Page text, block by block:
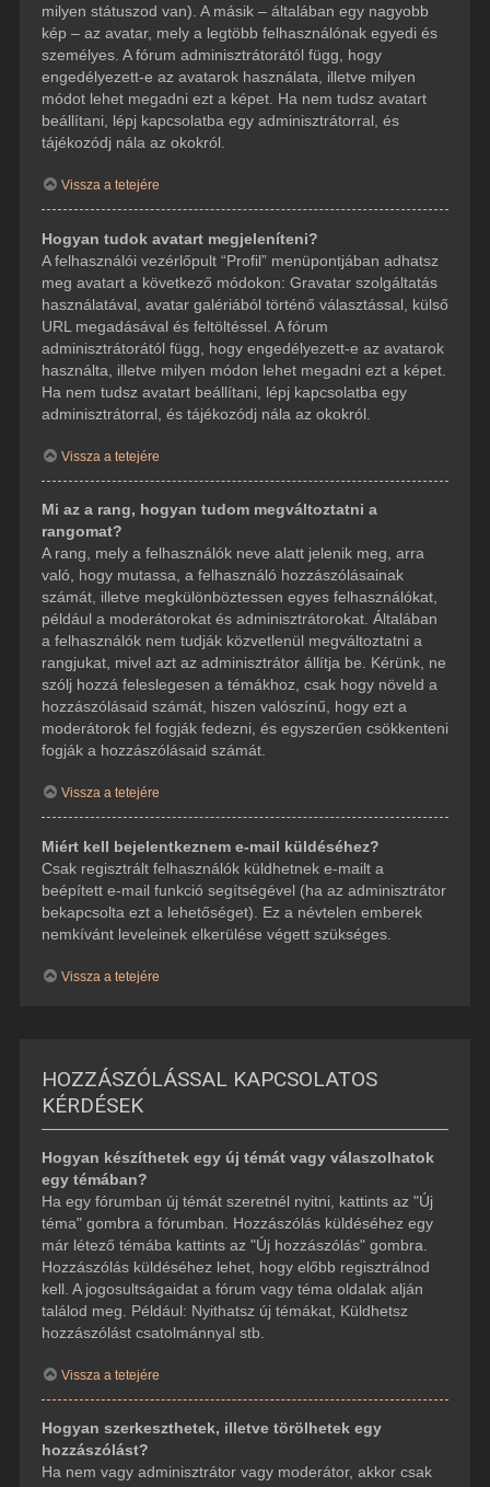
milyen státuszod van). A másik – általában egy nagyobb
kép – az avatar, mely a legtöbb felhasználónak egyedi és
személyes. A fórum adminisztrátorától függ, hogy
engedélyezett-e az avatarok használata, illetve milyen
módot lehet megadni ezt a képet. Ha nem tudsz avatart
beállítani, lépj kapcsolatba egy adminisztrátorral, és
tájékozódj nála az okokról.
Vissza a tetejére
Hogyan tudok avatart megjeleníteni?
A felhasználói vezérlőpult “Profil” menüpontjában adhatsz
meg avatart a következő módokon: Gravatar szolgáltatás
használatával, avatar galériából történő választással, külső
URL megadásával és feltöltéssel. A fórum
adminisztrátorától függ, hogy engedélyezett-e az avatarok
használta, illetve milyen módon lehet megadni ezt a képet.
Ha nem tudsz avatart beállítani, lépj kapcsolatba egy
adminisztrátorral, és tájékozódj nála az okokról.
Vissza a tetejére
Mi az a rang, hogyan tudom megváltoztatni a
rangomat?
A rang, mely a felhasználók neve alatt jelenik meg, arra
való, hogy mutassa, a felhasználó hozzászólásainak
számát, illetve megkülönböztessen egyes felhasználókat,
például a moderátorokat és adminisztrátorokat. Általában
a felhasználók nem tudják közvetlenül megváltoztatni a
rangjukat, mivel azt az adminisztrátor állítja be. Kérünk, ne
szólj hozzá feleslegesen a témákhoz, csak hogy növeld a
hozzászólásaid számát, hiszen valószínű, hogy ezt a
moderátorok fel fogják fedezni, és egyszerűen csökkenteni
fogják a hozzászólásaid számát.
Vissza a tetejére
Miért kell bejelentkeznem e-mail küldéséhez?
Csak regisztrált felhasználók küldhetnek e-mailt a
beépített e-mail funkció segítségével (ha az adminisztrátor
bekapcsolta ezt a lehetőséget). Ez a névtelen emberek
nemkívánt leveleinek elkerülése végett szükséges.
Vissza a tetejére
HOZZÁSZÓLÁSSAL KAPCSOLATOS
KÉRDÉSEK
Hogyan készíthetek egy új témát vagy válaszolhatok
egy témában?
Ha egy fórumban új témát szeretnél nyitni, kattints az "Új
téma" gombra a fórumban. Hozzászólás küldéséhez egy
már létező témába kattints az "Új hozzászólás" gombra.
Hozzászólás küldéséhez lehet, hogy előbb regisztrálnod
kell. A jogosultságaidat a fórum vagy téma oldalak alján
találod meg. Például: Nyithatsz új témákat, Küldhetsz
hozzászólást csatolmánnyal stb.
Vissza a tetejére
Hogyan szerkeszthetek, illetve törölhetek egy
hozzászólást?
Ha nem vagy adminisztrátor vagy moderátor, akkor csak